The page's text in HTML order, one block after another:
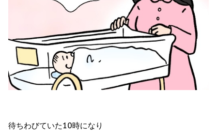
待ちわびていた10時になり